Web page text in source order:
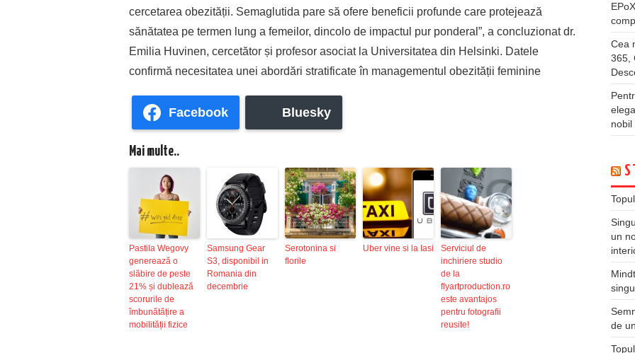
cercetarea obezității. Semaglutida pare să ofere beneficii profunde care protejează
sănătatea pe termen lung a femeilor, dincolo de impactul pur ponderal”, a concluzionat dr.
Emilia Huvinen, cercetător și profesor asociat la Universitatea din Helsinki. Datele
confirmă necesitatea unei abordări stratificate în managementul obezității feminine
Facebook Bluesky
Mai multe..
Pastila Wegovy
generează o
slăbire de peste
21% și dublează
scorurile de
îmbunătățire a
mobilității fizice
Samsung Gear
S3, disponibil in
Romania din
decembrie
Serotonina si
florile
Uber vine si la Iasi
Serviciul de
inchiriere studio
de la
flyartproduction.ro
este avantajos
pentru fotografii
reusite!
EPoX
Cea
365,
nobil
un
de